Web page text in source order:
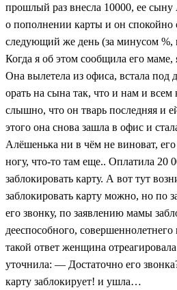
прошлый раз внесла 10000, ее
о пополнении карты и он спокойно
следующий же день (за минусом %,
Когда я об этом сообщила его маме,
Она вылетела из офиса, встала под
орать на сына так, что и нам и
слышно, что он тварь последняя и
этого она снова зашла в офис и
Алёшенька ни в чём не виноват,
ногу, что-то там еще.. Оплатила 20
заблокировать карту. А вот тут
заблокировать карту можно, но по
его звонку, по заявлению мамы
дееспособного,
такой ответ женщина
уточнила: — Достаточно его
карту заблокирует! и ушла…